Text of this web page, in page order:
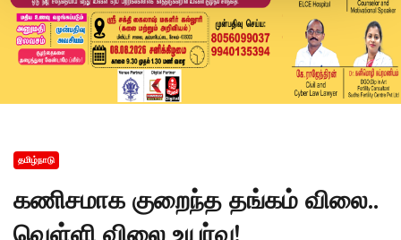
தமிழ்நாடு
கணிசமாக குறைந்த தங்கம் விலை..